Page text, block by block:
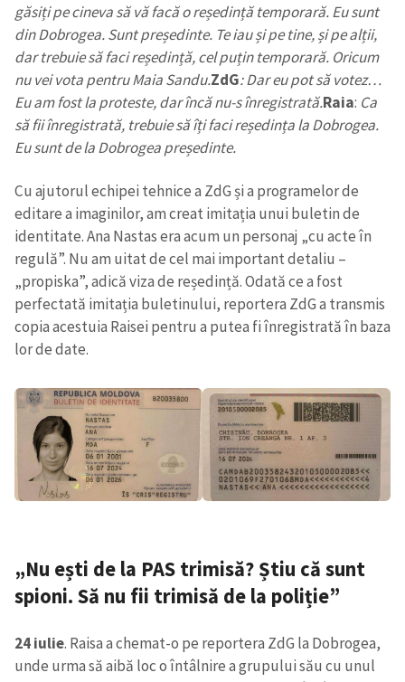
SUSȚINE
găsiți pe cineva să vă facă o reședință temporară. Eu sunt
din Dobrogea. Sunt președinte. Te iau și pe tine, și pe alții,
dar trebuie să faci reședință, cel puțin temporară. Oricum
nu vei vota pentru Maia Sandu.ZdG:Dar eu pot să votez…
Eu am fost la proteste, dar încă nu-s înregistrată.Raia: Ca
să fii înregistrată, trebuie să îți faci reședința la Dobrogea.
Eu sunt de la Dobrogea președinte.
Cu ajutorul echipei tehnice a ZdG și a programelor de
editare a imaginilor, am creat imitația unui buletin de
identitate. Ana Nastas era acum un personaj „cu acte în
regulă”. Nu am uitat de cel mai important detaliu –
„propiska”, adică viza de reședință. Odată ce a fost
perfectată imitația buletinului, reportera ZdG a transmis
copia acestuia Raisei pentru a putea fi înregistrată în baza
lor de date.
„Nu ești de la PAS trimisă? Știu că sunt
spioni. Să nu fii trimisă de la poliție”
24 iulie. Raisa a chemat-o pe reportera ZdG la Dobrogea,
unde urma să aibă loc o întâlnire a grupului său cu unul